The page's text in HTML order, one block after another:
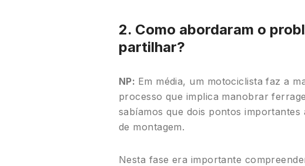
2. Como abordaram o
partilhar?
NP: Em média, um motociclista faz a
processo que implica manobrar
sabíamos que dois pontos
de montagem.
Nesta fase era importante